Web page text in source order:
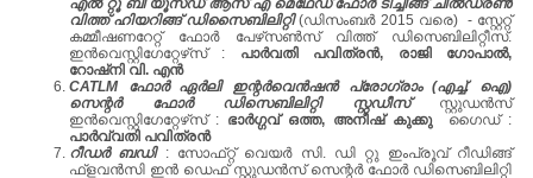
എല്‍ റ്റൂ ബി യൂസ്‌ഡ്‌ ആസ്‌ എ മെഥേഡ്‌ ഫോര്‍ ടീച്ചിങ്ങ്‌ ചില്‍ഡ്രണ്‍
വിത്ത്‌ ഹിയറിങ്ങ്‌ ഡിസൈബിലിറ്റി(ഡിസംബര്‍ 2015 വരെ) - സ്റ്റേറ്റ്‌
കമ്മീഷണറേറ്റ്‌ ഫോര്‍ പേഴ്‌സണ്‍സ്‌ വിത്ത്‌ ഡിസെബിലിറ്റീസ്‌.
ഇന്‍വെസ്റ്റിഗേറ്റേഴ്‌സ്‌ : പാര്‍വതി പവിത്രന്‍, രാജി ഗോപാല്‍,
റോഷ്‌നി വി. എന്‍
CATLM ഫോര്‍ ഏര്‍ലി ഇന്റര്‍വെന്‍ഷന്‍ പ്രോഗ്രാം (എച്ച്‌. ഐ)
സെന്റര്‍ ഫോര്‍ ഡിസെബിലിറ്റി സ്റ്റഡീസ്‌ സ്റ്റുഡന്‍സ്‌
ഇന്‍വെസ്റ്റിഗേറ്റേഴ്‌സ്‌ : ഭാര്‍ഗ്ഗവ്‌ ഒത്ത, അനീഷ്‌ കുക്കു
ഗൈഡ്‌ :
പാര്‍വ്വതി പവിത്രന്‍
റീഡര്‍ ബഡി : സോഫ്‌റ്റ്‌ വെയര്‍ സി. ഡി റ്റു ഇംപ്രൂവ്‌ റീഡിങ്ങ്‌
ഫ്‌ളവന്‍സി ഇന്‍ ഡെഫ്‌ സ്റ്റുഡന്‍സ്‌ സെന്റര്‍ ഫോര്‍ ഡിസെബിലിറ്റി